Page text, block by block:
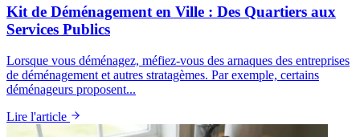
Kit de Déménagement en Ville : Des Quartiers aux
Services Publics
Lorsque vous déménagez, méfiez-vous des arnaques des entreprises
de déménagement et autres stratagèmes. Par exemple, certains
déménageurs proposent...
Lire l'article